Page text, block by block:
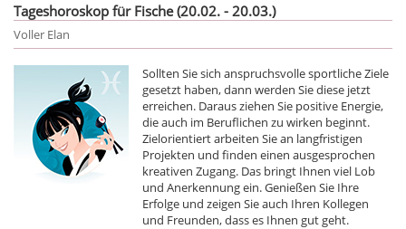
Tageshoroskop für Fische (20.02. - 20.03.)
Voller Elan
Sollten Sie sich anspruchsvolle sportliche Ziele
gesetzt haben, dann werden Sie diese jetzt
erreichen. Daraus ziehen Sie positive Energie,
die auch im Beruflichen zu wirken beginnt.
Zielorientiert arbeiten Sie an langfristigen
Projekten und finden einen ausgesprochen
kreativen Zugang. Das bringt Ihnen viel Lob
und Anerkennung ein. Genießen Sie Ihre
Erfolge und zeigen Sie auch Ihren Kollegen
und Freunden, dass es Ihnen gut geht.